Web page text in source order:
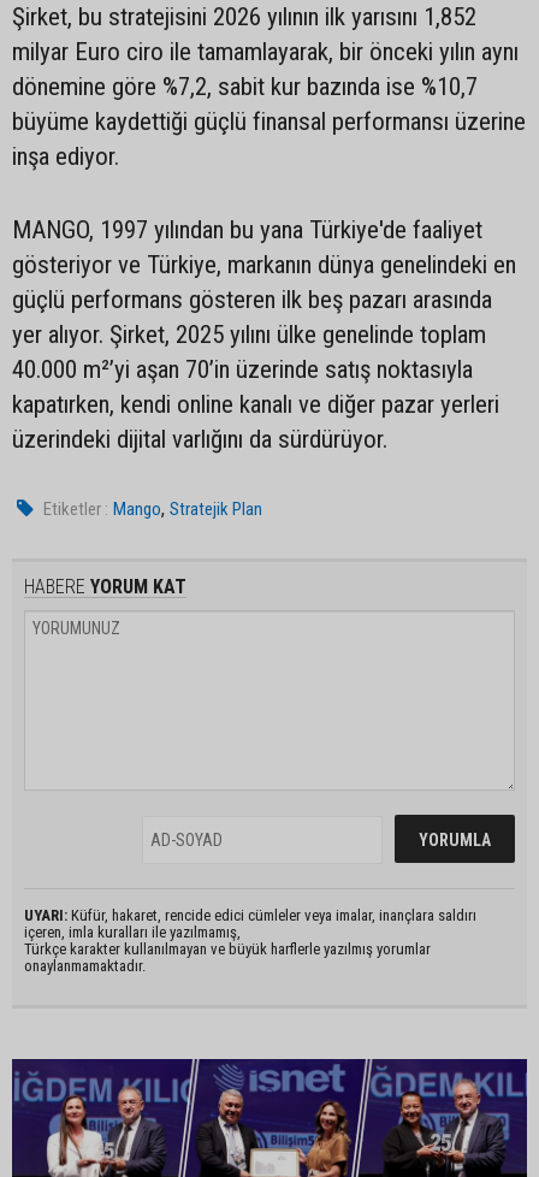
Şirket, bu stratejisini 2026 yılının ilk yarısını 1,852
milyar Euro ciro ile tamamlayarak, bir önceki yılın aynı
dönemine göre %7,2, sabit kur bazında ise %10,7
büyüme kaydettiği güçlü finansal performansı üzerine
inşa ediyor.
MANGO, 1997 yılından bu yana Türkiye'de faaliyet
gösteriyor ve Türkiye, markanın dünya genelindeki en
güçlü performans gösteren ilk beş pazarı arasında
yer alıyor. Şirket, 2025 yılını ülke genelinde toplam
40.000 m²’yi aşan 70’in üzerinde satış noktasıyla
kapatırken, kendi online kanalı ve diğer pazar yerleri
üzerindeki dijital varlığını da sürdürüyor.
Etiketler : Mango,Stratejik Plan
HABERE YORUM KAT
UYARI: Küfür, hakaret, rencide edici cümleler veya imalar, inançlara saldırı
içeren, imla kuralları ile yazılmamış,
Türkçe karakter kullanılmayan ve büyük harflerle yazılmış yorumlar
onaylanmamaktadır.